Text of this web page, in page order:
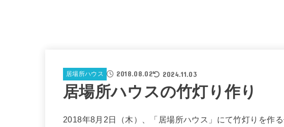
居場所ハウス 2018.08.02 2024.11.03
居場所ハウスの竹灯り作り
2018年8月2日（木）、「居場所ハウス」にて竹灯りを作る